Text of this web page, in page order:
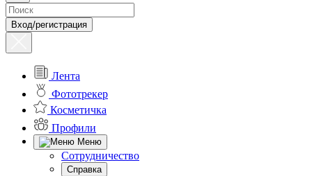
Вход/регистрация
Лента
Фототрекер
Косметичка
Профили
Меню
Сотрудничество
Справка